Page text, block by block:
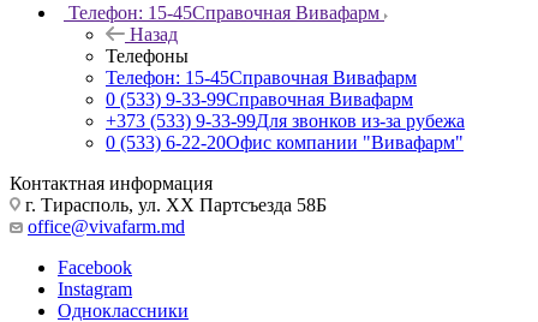
Телефон: 15-45Справочная Вивафарм
Назад
Телефоны
Телефон: 15-45Справочная Вивафарм
0 (533) 9-33-99Справочная Вивафарм
+373 (533) 9-33-99Для звонков из-за рубежа
0 (533) 6-22-20Офис компании "Вивафарм"
Контактная информация
г. Тирасполь, ул. ХХ Партсъезда 58Б
office@vivafarm.md
Facebook
Instagram
Одноклассники